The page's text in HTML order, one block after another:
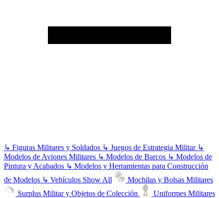
↳ Figuras Militares y Soldados ↳ Juegos de Estrategia Militar ↳
Modelos de Aviones Militares ↳ Modelos de Barcos ↳ Modelos de
Pintura y Acabados ↳ Modelos y Herramientas para Construcción
de Modelos ↳ Vehículos Show All
Mochilas y Bolsas Militares
Surplus Militar y Objetos de Colección
Uniformes Militares